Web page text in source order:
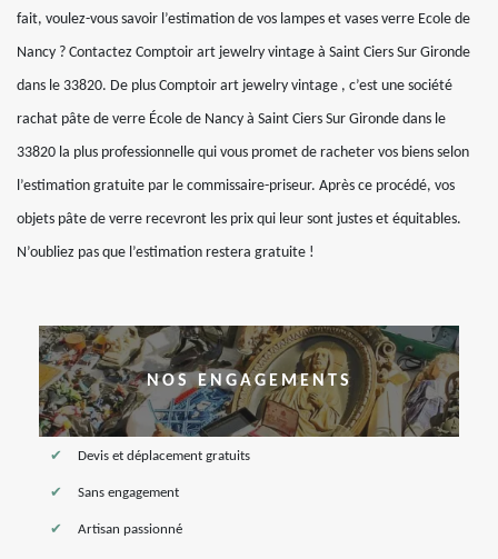
fait, voulez-vous savoir l’estimation de vos lampes et vases verre Ecole de
Nancy ? Contactez Comptoir art jewelry vintage à Saint Ciers Sur Gironde
dans le 33820. De plus Comptoir art jewelry vintage , c’est une société
rachat pâte de verre École de Nancy à Saint Ciers Sur Gironde dans le
33820 la plus professionnelle qui vous promet de racheter vos biens selon
l’estimation gratuite par le commissaire-priseur. Après ce procédé, vos
objets pâte de verre recevront les prix qui leur sont justes et équitables.
N’oubliez pas que l’estimation restera gratuite !
NOS ENGAGEMENTS
Devis et déplacement gratuits
Sans engagement
Artisan passionné